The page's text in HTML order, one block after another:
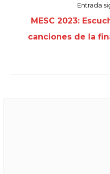
Entrada
MESC 2023:
canciones de la